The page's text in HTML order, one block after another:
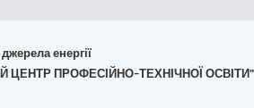
енергії
ЦЕНТР ПРОФЕСІЙНО-ТЕХНІЧНОЇ ОСВІТИ"